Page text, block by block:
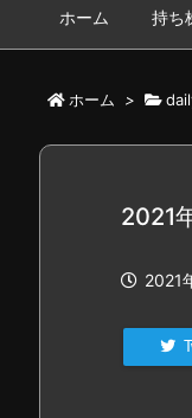
ホーム 持ち
ホーム >
2021
2021